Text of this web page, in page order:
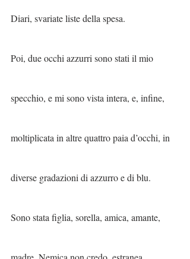
Diari, svariate liste della spesa.
Poi, due occhi azzurri sono stati il mio
specchio, e mi sono vista intera, e, infine,
moltiplicata in altre quattro paia d’occhi, in
diverse gradazioni di azzurro e di blu.
Sono stata figlia, sorella, amica, amante,